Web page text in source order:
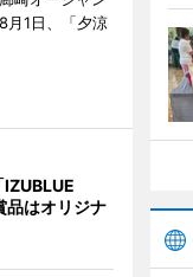
月1日、「夕涼
はオリジナ